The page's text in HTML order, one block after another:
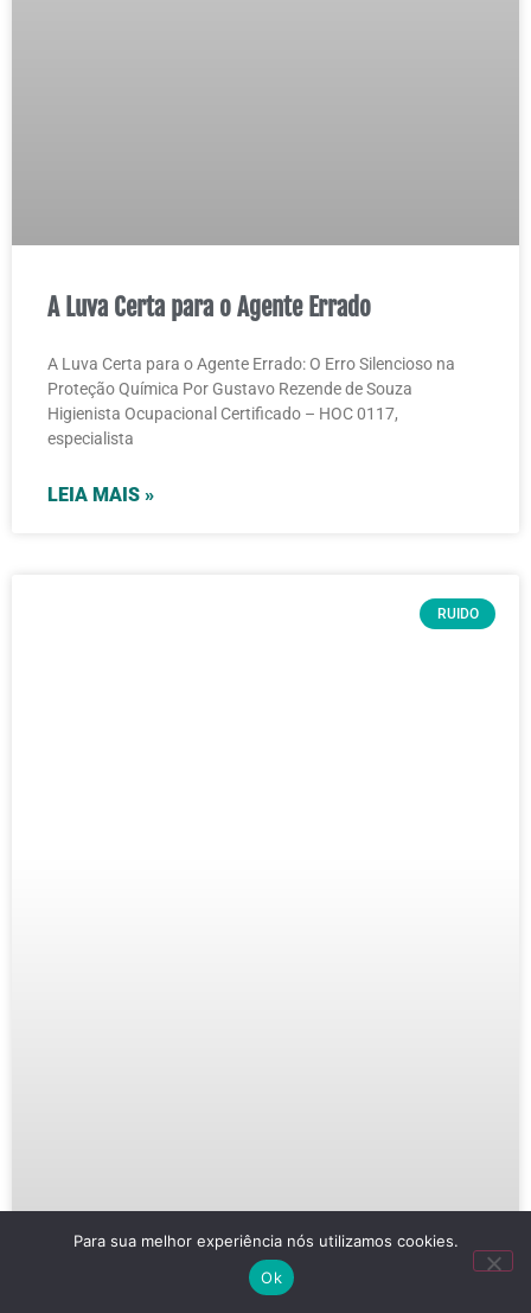
A Luva Certa para o Agente Errado
A Luva Certa para o Agente Errado: O Erro Silencioso na
Proteção Química Por Gustavo Rezende de Souza
Higienista Ocupacional Certificado – HOC 0117,
especialista
LEIA MAIS »
RUIDO
Para sua melhor experiência nós utilizamos cookies.
Ok